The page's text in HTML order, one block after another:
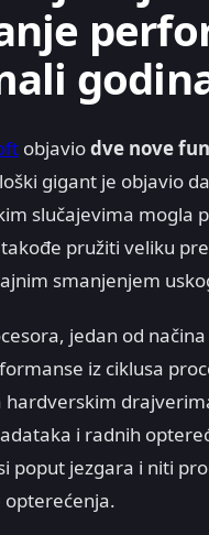
objaviodve nove
gigant je objavio
slučajevima mogla
pružiti veliku
smanjenjem
jedan od
iz ciklusa
hardverskim
i radnih
poput jezgara i niti
opterećenja.